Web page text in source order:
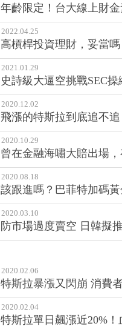
年齡限定！台大線上財
2022.04.25
高槓桿投資理財，妥當
2021.01.29
史詩級大逼空挑戰SEC操
2020.12.02
飛漲的特斯拉到底追不
2020.10.29
曾在金融海嘯大賠出場
2020.08.18
該跟進嗎？巴菲特加碼
2020.03.10
防市場過度賣空 日韓擬
2020.02.06
特斯拉暴漲又閃崩 消費
2020.02.04
特斯拉單日飆漲近20%